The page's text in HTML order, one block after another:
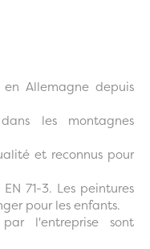
Allemagne depuis
les montagnes
et reconnus pour
71-3. Les peintures
pour les enfants.
l'entreprise sont